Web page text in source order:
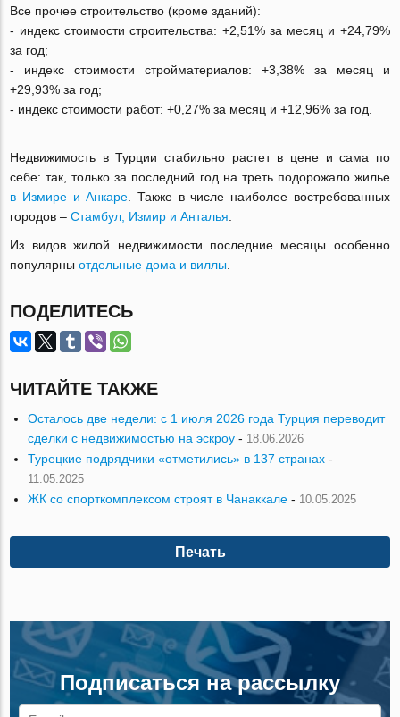
Все прочее строительство (кроме зданий):
- индекс стоимости строительства: +2,51% за месяц и +24,79%
за год;
- индекс стоимости стройматериалов: +3,38% за месяц и
+29,93% за год;
- индекс стоимости работ: +0,27% за месяц и +12,96% за год.
Недвижимость в Турции стабильно растет в цене и сама по
себе: так, только за последний год на треть подорожало жилье
в Измире и Анкаре . Также в числе наиболее востребованных
городов –Стамбул, Измир и Анталья
Из видов жилой недвижимости последние месяцы особенно
популярныотдельные дома и виллы
ПОДЕЛИТЕСЬ
ЧИТАЙТЕ ТАКЖЕ
Осталось две недели: с 1 июля 2026 года Турция переводит
сделки с недвижимостью на эскроу - 18.06.2026
Турецкие подрядчики «отметились» в 137 странах -
11.05.2025
ЖК со спорткомплексом строят в Чанаккале - 10.05.2025
Печать
Подписаться на рассылку